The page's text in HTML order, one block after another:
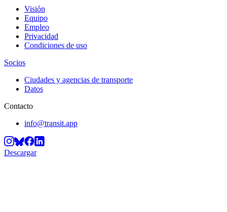
Visión
Equipo
Empleo
Privacidad
Condiciones de uso
Socios
Ciudades y agencias de transporte
Datos
Contacto
info@transit.app
Descargar